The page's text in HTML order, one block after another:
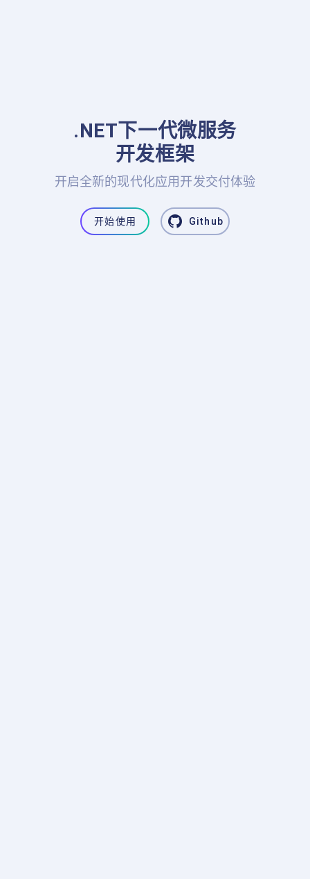
.NET下一代微服务
开发框架
开启全新的现代化应用开发交付体验
开始使用 Github